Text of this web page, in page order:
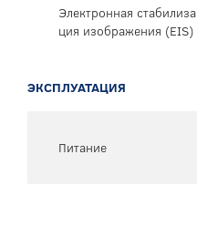
Электронная стабилиза
ция изображения (EIS)
ЭКСПЛУАТАЦИЯ
Питание